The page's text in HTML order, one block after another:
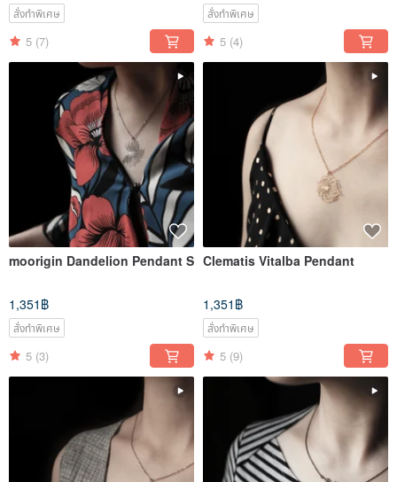
สั่งทำพิเศษ
5 (7)
สั่งทำพิเศษ
5 (4)
moorigin Dandelion Pendant S
1,351฿
สั่งทำพิเศษ
5 (3)
Clematis Vitalba Pendant
1,351฿
สั่งทำพิเศษ
5 (9)